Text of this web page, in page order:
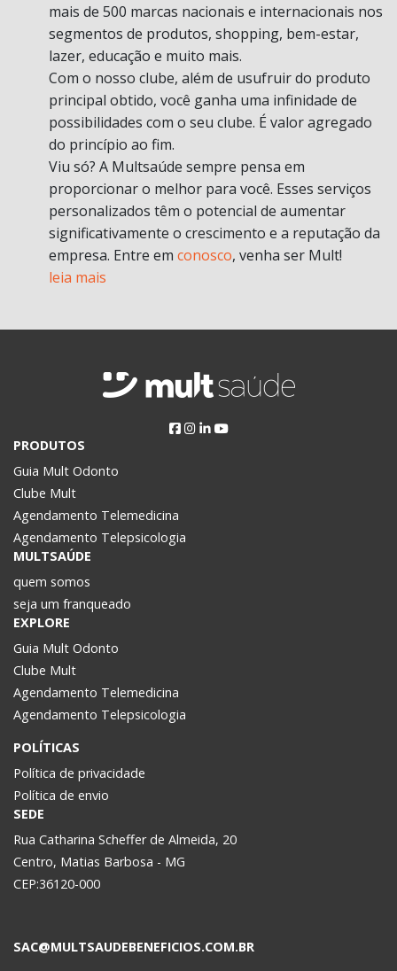
mais de 500 marcas nacionais e internacionais nos
segmentos de produtos, shopping, bem-estar,
lazer, educação e muito mais.
Com o nosso clube, além de usufruir do produto
principal obtido, você ganha uma infinidade de
possibilidades com o seu clube. É valor agregado
do princípio ao fim.
Viu só? A Multsaúde sempre pensa em
proporcionar o melhor para você. Esses serviços
personalizados têm o potencial de aumentar
significativamente o crescimento e a reputação da
empresa. Entre em conosco, venha ser Mult!
leia mais
PRODUTOS
Guia Mult Odonto
Clube Mult
Agendamento Telemedicina
Agendamento Telepsicologia
MULTSAÚDE
quem somos
seja um franqueado
EXPLORE
Guia Mult Odonto
Clube Mult
Agendamento Telemedicina
Agendamento Telepsicologia
POLÍTICAS
Política de privacidade
Política de envio
SEDE
Rua Catharina Scheffer de Almeida, 20
Centro, Matias Barbosa - MG
CEP:36120-000
SAC@MULTSAUDEBENEFICIOS.COM.BR